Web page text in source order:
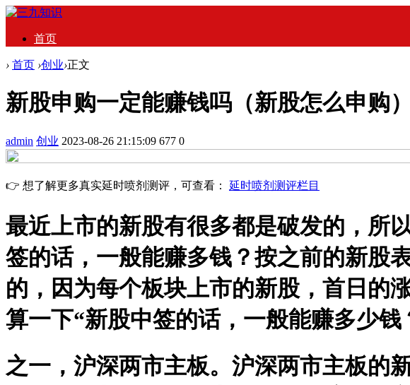
首页
› 首页 ›创业›正文
新股申购一定能赚钱吗（新股怎么申购）
admin 创业 2023-08-26 21:15:09 677 0
👉 想了解更多真实延时喷剂测评，可查看： 延时喷剂测评栏目
最近上市的新股有很多都是破发的，所
签的话，一般能赚多钱？按之前的新股
的，因为每个板块上市的新股，首日的
算一下“新股中签的话，一般能赚多少钱
之一，沪深两市主板。沪深两市主板的